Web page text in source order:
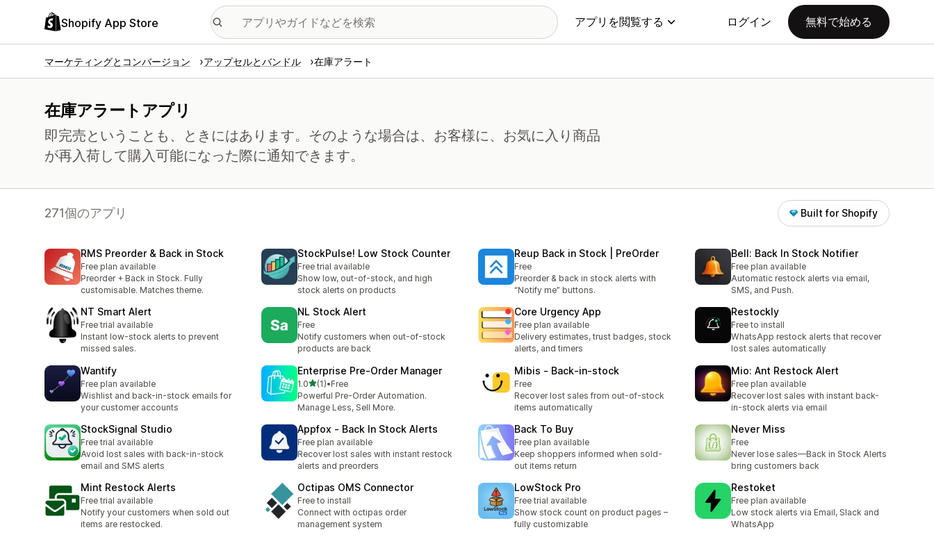
Shopify App Store アプリを閲覧する ログイン 無料で始める
マーケティングとコンバージョン アップセルとバンドル 在庫アラート
在庫アラートアプリ
即完売ということも、ときにはあります。そのような場合は、お客様に、お気に入り商品
が再入荷して購入可能になった際に通知できます。
271個のアプリ Built for Shopify
RMS Preorder & Back in Stock
Free plan available
Preorder + Back in Stock. Fully
customisable. Matches theme.
StockPulse! Low Stock Counter
Free trial available
Show low, out-of-stock, and high
stock alerts on products
Reup Back in Stock | PreOrder
Free
Preorder & back in stock alerts with
“Notify me” buttons.
Bell: Back In Stock Notifier
Free plan available
Automatic restock alerts via email,
SMS, and Push.
NT Smart Alert
Free trial available
Instant low-stock alerts to prevent
missed sales.
NL Stock Alert
Free
Notify customers when out-of-stock
products are back
Core Urgency App
Free plan available
Delivery estimates, trust badges, stock
alerts, and timers
Restockly
Free to install
WhatsApp restock alerts that recover
lost sales automatically
Wantify
Free plan available
Wishlist and back-in-stock emails for
your customer accounts
Enterprise Pre‑Order Manager
1.05つ星中
(1)
合計レビュー数：1件
•Free
Powerful Pre-Order Automation.
Manage Less, Sell More.
Mibis ‑ Back‑in‑stock
Free
Recover lost sales from out-of-stock
items automatically
Mio: Ant Restock Alert
Free plan available
Recover lost sales with instant back-
in-stock alerts via email
StockSignal Studio
Free trial available
Avoid lost sales with back-in-stock
email and SMS alerts
Appfox ‑ Back In Stock Alerts
Free plan available
Recover lost sales with instant restock
alerts and preorders
Back To Buy
Free plan available
Keep shoppers informed when sold-
out items return
Never Miss
Free
Never lose sales—Back in Stock Alerts
bring customers back
Mint Restock Alerts
Free trial available
Notify your customers when sold out
items are restocked.
Octipas OMS Connector
Free to install
Connect with octipas order
management system
LowStock Pro
Free trial available
Show stock count on product pages –
fully customizable
Restoket
Free plan available
Low stock alerts via Email, Slack and
WhatsApp